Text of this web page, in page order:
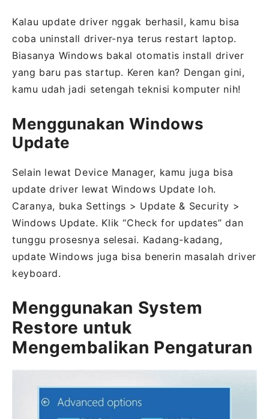
Kalau update driver nggak berhasil, kamu bisa
coba uninstall driver-nya terus restart laptop.
Biasanya Windows bakal otomatis install driver
yang baru pas startup. Keren kan? Dengan gini,
kamu udah jadi setengah teknisi komputer nih!
Menggunakan Windows
Update
Selain lewat Device Manager, kamu juga bisa
update driver lewat Windows Update loh.
Caranya, buka Settings > Update & Security >
Windows Update. Klik “Check for updates” dan
tunggu prosesnya selesai. Kadang-kadang,
update Windows juga bisa benerin masalah driver
keyboard.
Menggunakan System
Restore untuk
Mengembalikan Pengaturan